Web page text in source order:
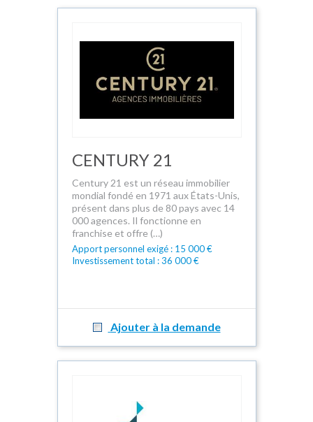
CENTURY 21
Century 21 est un réseau immobilier
mondial fondé en 1971 aux États-Unis,
présent dans plus de 80 pays avec 14
000 agences. Il fonctionne en
franchise et offre (…)
Apport personnel exigé : 15 000 €
Investissement total : 36 000 €
Ajouter à la demande